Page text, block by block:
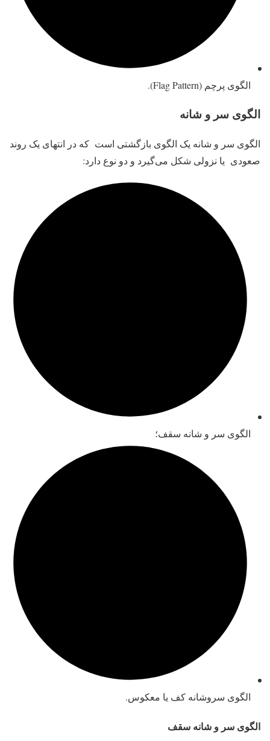
الگوی پرچم (Flag Pattern).
الگوی سر و شانه
الگوی سر و شانه یک الگوی بازگشتی است که در انتهای یک روند
صعودی یا نزولی شکل می‌گیرد و دو نوع دارد:
الگوی سر و شانه سقف؛
الگوی سروشانه کف یا معکوس.
الگوی سر و شانه سقف